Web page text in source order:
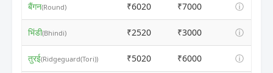
बैंगन(Round) ₹6020 ₹7000 ⓘ
भिंडी(Bhindi) ₹2520 ₹3000 ⓘ
तुरई(Ridgeguard(Tori)) ₹5020 ₹6000 ⓘ